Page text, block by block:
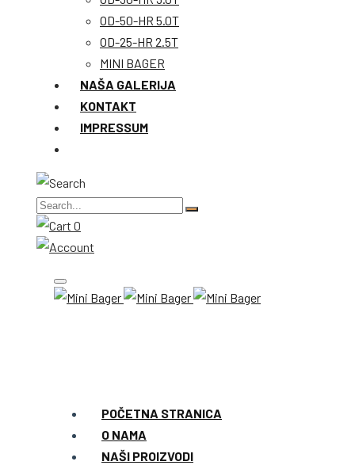
OD-50-HR 5.0T
OD-25-HR 2.5T
MINI BAGER
NAŠA GALERIJA
KONTAKT
IMPRESSUM
0
POČETNA STRANICA
O NAMA
NAŠI PROIZVODI